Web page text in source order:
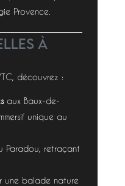
Provence.
à
découvrez :
aux Baux-de-
unique au
Paradou, retraçant
une balade nature